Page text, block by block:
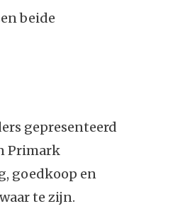
beide
gepresenteerd
Primark
goedkoop en
te zijn.